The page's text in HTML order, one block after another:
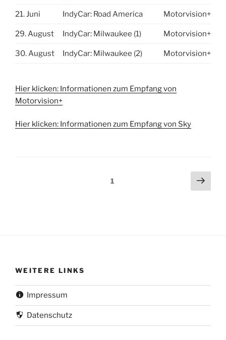
21. Juni IndyCar: Road America Motorvision+
29. August IndyCar: Milwaukee (1) Motorvision+
30. August IndyCar: Milwaukee (2) Motorvision+
Hier klicken: Informationen zum Empfang von
Motorvision+
Hier klicken: Informationen zum Empfang von Sky
Seite1
WEITERE LINKS
Impressum
Datenschutz